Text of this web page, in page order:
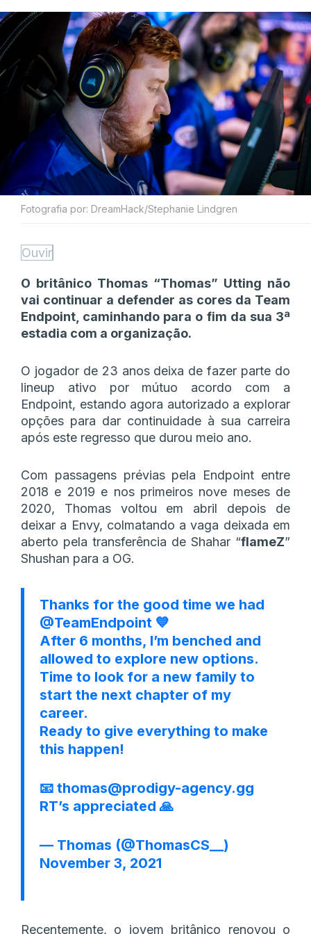
Fotografia por: DreamHack/Stephanie Lindgren
Ouvir
O britânico Thomas “⁠Thomas⁠” Utting não
vai continuar a defender as cores da Team
Endpoint, caminhando para o fim da sua 3ª
estadia com a organização.
O jogador de 23 anos deixa de fazer parte do
lineup ativo por mútuo acordo com a
Endpoint, estando agora autorizado a explorar
opções para dar continuidade à sua carreira
após este regresso que durou meio ano.
Com passagens prévias pela Endpoint entre
2018 e 2019 e nos primeiros nove meses de
2020, Thomas voltou em abril depois de
deixar a Envy, colmatando a vaga deixada em
aberto pela transferência de Shahar “flameZ”
Shushan para a OG.
Thanks for the good time we had
@TeamEndpoint 💙
After 6 months, I’m benched and
allowed to explore new options.
Time to look for a new family to
start the next chapter of my
career.
Ready to give everything to make
this happen!
📧 thomas@prodigy-agency.gg
RT’s appreciated 🙏
— Thomas (@ThomasCS__)
November 3, 2021
Recentemente, o jovem britânico renovou o